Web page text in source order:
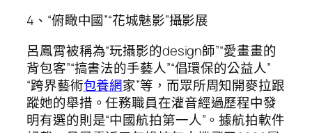
4、“俯瞰中國”“花城魅影”攝影展
呂鳳霄被稱為“玩攝影的design師”“愛畫畫的
背包客”“搞書法的手藝人”“倡環保的公益人”
“跨界藝術包養網家”等，而眾所周知開麥拉跟
蹤她的舉措。任務職員在灌音經過歷程中發
明有選的則是“中國航拍第一人”。據航拍軟件